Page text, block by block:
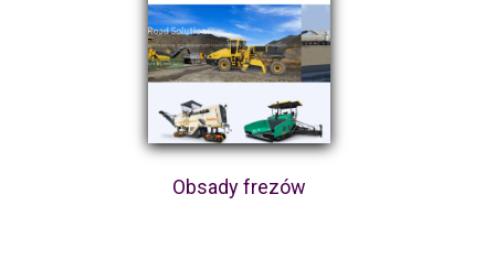
Obsady frezów